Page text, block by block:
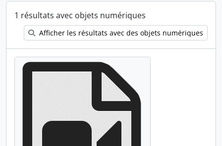
1 résultats avec objets numériques
Afficher les résultats avec des objets numériques